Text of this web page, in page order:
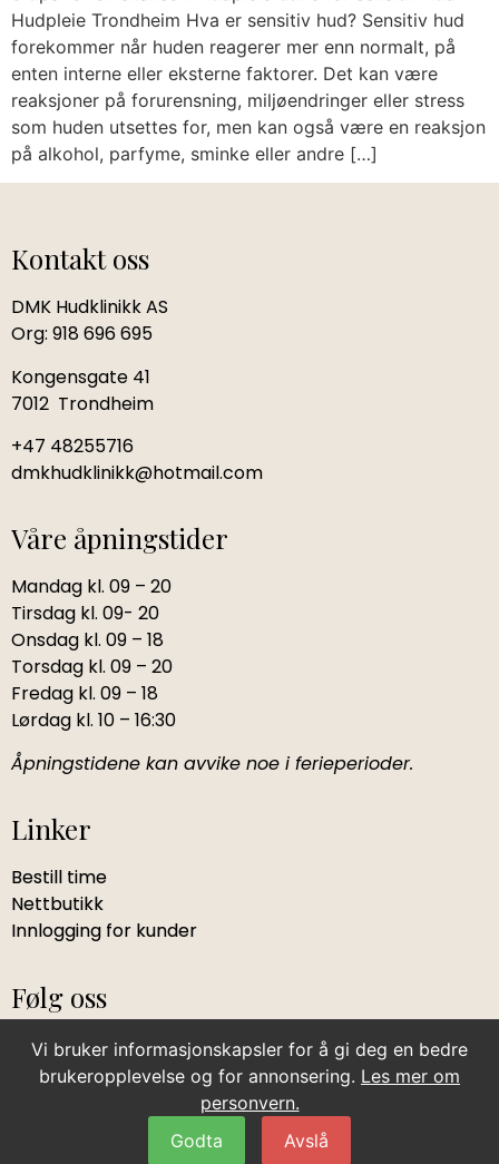
Hudpleie Trondheim Hva er sensitiv hud? Sensitiv hud
forekommer når huden reagerer mer enn normalt, på
enten interne eller eksterne faktorer. Det kan være
reaksjoner på forurensning, miljøendringer eller stress
som huden utsettes for, men kan også være en reaksjon
på alkohol, parfyme, sminke eller andre […]
Kontakt oss
DMK Hudklinikk AS
Org: 918 696 695
Kongensgate 41
7012 Trondheim
+47 48255716
dmkhudklinikk@hotmail.com
Våre åpningstider
Mandag kl. 09 – 20
Tirsdag kl. 09- 20
Onsdag kl. 09 – 18
Torsdag kl. 09 – 20
Fredag kl. 09 – 18
Lørdag kl. 10 – 16:30
Åpningstidene kan avvike noe i ferieperioder.
Linker
Bestill time
Nettbutikk
Innlogging for kunder
Følg oss
Vi bruker informasjonskapsler for å gi deg en bedre
brukeropplevelse og for annonsering. Les mer om
personvern.
Godta
Avslå